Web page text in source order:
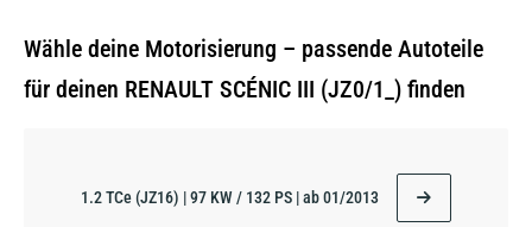
Wähle deine Motorisierung – passende Autoteile
für deinen RENAULT SCÉNIC III (JZ0/1_) finden
1.2 TCe (JZ16) | 97 KW / 132 PS | ab 01/2013